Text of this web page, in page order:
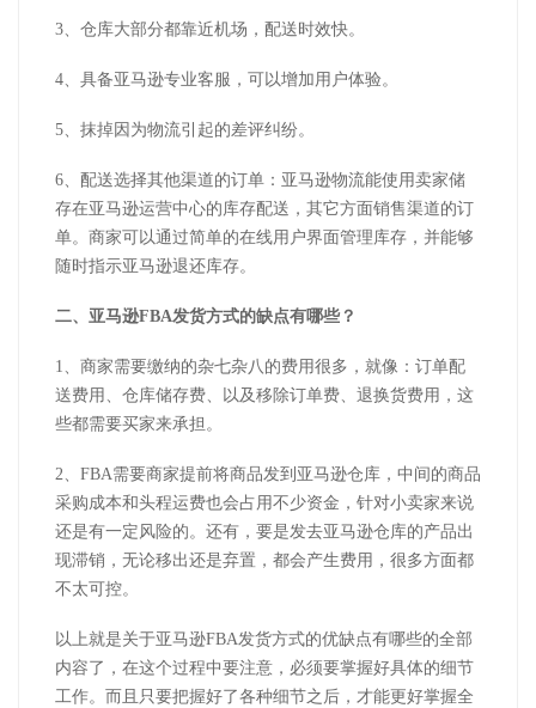
3、仓库大部分都靠近机场，配送时效快。
4、具备亚马逊专业客服，可以增加用户体验。
5、抹掉因为物流引起的差评纠纷。
6、配送选择其他渠道的订单：亚马逊物流能使用卖家储
存在亚马逊运营中心的库存配送，其它方面销售渠道的订
单。商家可以通过简单的在线用户界面管理库存，并能够
随时指示亚马逊退还库存。
二、 亚马逊FBA发货方式的缺点有哪些？
1、商家需要缴纳的杂七杂八的费用很多，就像：订单配
送费用、仓库储存费、以及移除订单费、退换货费用，这
些都需要买家来承担。
2、FBA需要商家提前将商品发到亚马逊仓库，中间的商品
采购成本和头程运费也会占用不少资金，针对小卖家来说
还是有一定风险的。还有，要是发去亚马逊仓库的产品出
现滞销，无论移出还是弃置，都会产生费用，很多方面都
不太可控。
以上就是关于亚马逊FBA发货方式的优缺点有哪些的全部
内容了，在这个过程中要注意，必须要掌握好具体的细节
工作。而且只要把握好了各种细节之后，才能更好掌握全